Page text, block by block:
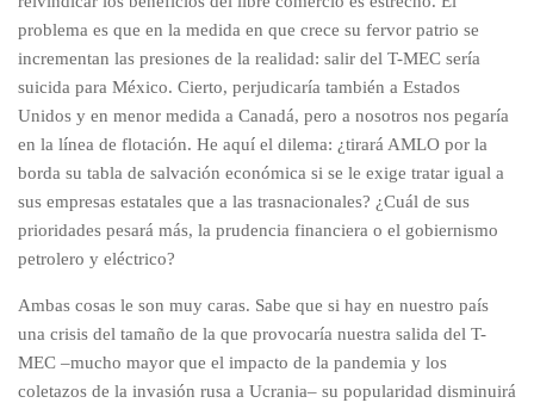
problema es que en la medida en que crece su fervor patrio se
incrementan las presiones de la realidad: salir del T-MEC sería
suicida para México. Cierto, perjudicaría también a Estados
Unidos y en menor medida a Canadá, pero a nosotros nos pegaría
en la línea de flotación. He aquí el dilema: ¿tirará AMLO por la
borda su tabla de salvación económica si se le exige tratar igual a
sus empresas estatales que a las trasnacionales? ¿Cuál de sus
prioridades pesará más, la prudencia financiera o el gobiernismo
petrolero y eléctrico?
Ambas cosas le son muy caras. Sabe que si hay en nuestro país
una crisis del tamaño de la que provocaría nuestra salida del T-
MEC –mucho mayor que el impacto de la pandemia y los
coletazos de la invasión rusa a Ucrania– su popularidad disminuirá